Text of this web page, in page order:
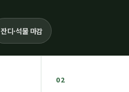
잔디·석물 마감
02